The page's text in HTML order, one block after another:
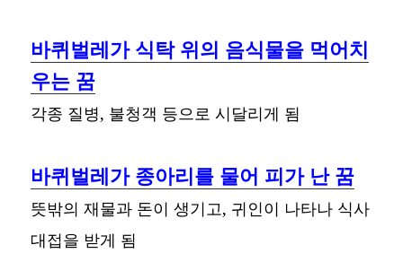
바퀴벌레가 식탁 위의 음식물을 먹어치
우는 꿈
각종 질병, 불청객 등으로 시달리게 됨
바퀴벌레가 종아리를 물어 피가 난 꿈
뜻밖의 재물과 돈이 생기고, 귀인이 나타나 식사
대접을 받게 됨